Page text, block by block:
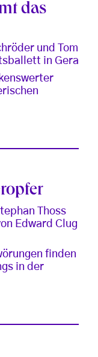
das
und Tom
in Gera
Thoss
Edward Clug
finden
in der